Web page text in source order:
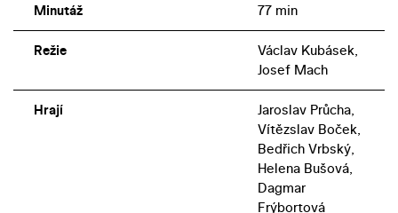
Minutáž 77 min
Režie
Václav Kubásek,
Josef Mach
Hrají
Jaroslav Průcha,
Vítězslav Boček,
Bedřich Vrbský,
Helena Bušová,
Dagmar
Frýbortová